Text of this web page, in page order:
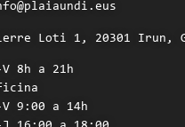
Loti 1, 20301 Irun,
V 8h a 21h
V 9:00 a 14h